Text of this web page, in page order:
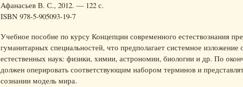
Афанасьев В. С., 2012. — 122 с.
ISBN 978-5-905093-19-7
Учебное пособие по курсу Концепции современного естествознания
гуманитарных специальностей, что предполагает системное
естественных наук: физики, химии, астрономии, биологии и др. По
должен оперировать соответствующим набором терминов и
сознании модель мира.